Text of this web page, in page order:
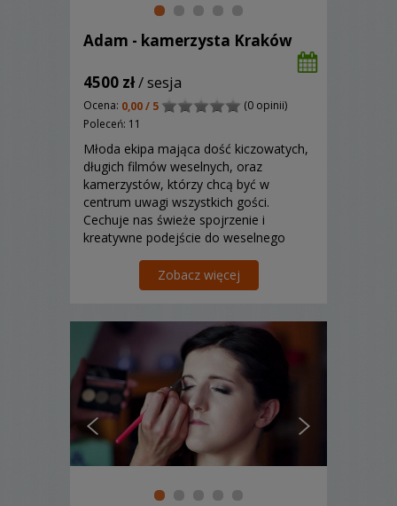
Adam - kamerzysta Kraków
4500 zł/ sesja
Ocena: 0,00 / 5
(0 opinii)
Poleceń: 11
Młoda ekipa mająca dość kiczowatych,
długich filmów weselnych, oraz
kamerzystów, którzy chcą być w
centrum uwagi wszystkich gości.
Cechuje nas świeże spojrzenie i
kreatywne podejście do weselnego
obiektywy Was nie stresowały. Nasze
filmy robią duże wrażenia na rodzinie i
ponadczasowe, wię...
Zobacz więcej